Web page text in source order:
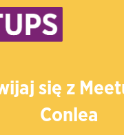
się z
Conlea